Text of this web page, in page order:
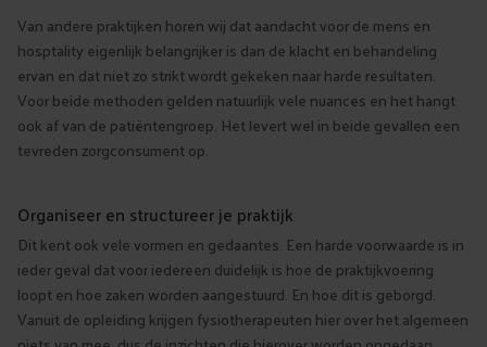
Van andere praktijken horen wij dat aandacht voor de mens en
hosptality eigenlijk belangrijker is dan de klacht en behandeling
ervan en dat niet zo strikt wordt gekeken naar harde resultaten.
Voor beide methoden gelden natuurlijk vele nuances en het hangt
ook af van de patiëntengroep. Het levert wel in beide gevallen een
tevreden zorgconsument op.
Organiseer en structureer je praktijk
Dit kent ook vele vormen en gedaantes. Een harde voorwaarde is in
ieder geval dat voor iedereen duidelijk is hoe de praktijkvoering
loopt en hoe zaken worden aangestuurd. En hoe dit is geborgd.
Vanuit de opleiding krijgen fysiotherapeuten hier over het algemeen